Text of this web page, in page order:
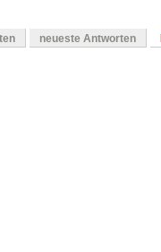
neueste Antworten